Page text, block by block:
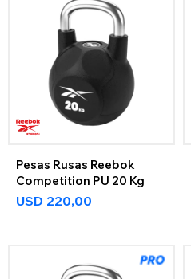
Pesas Rusas Reebok
Competition PU 20 Kg
USD 220,00